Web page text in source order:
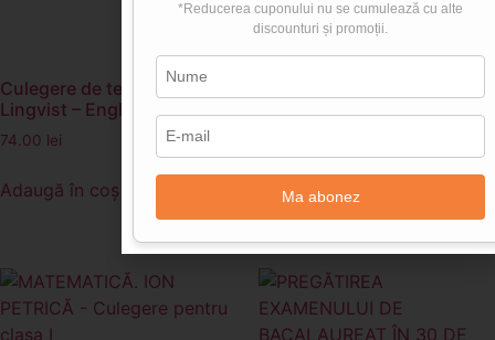
Culegere de teste Cangurul
Lingvist – Engleză
74.00 lei
Adaugă în coș
– Culegere pentru clasa a II-
33.00lei
*Reducerea cuponului nu se cumulează cu alte
discounturi și promoții.
Ma abonez